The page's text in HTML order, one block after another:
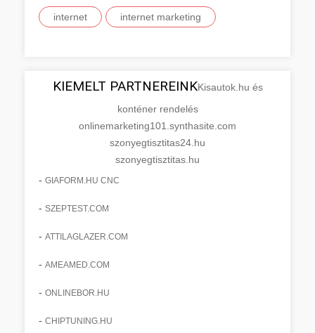
internet internet marketing
KIEMELT PARTNEREINKKisautok.hu és
konténer rendelés
onlinemarketing101.synthasite.com
szonyegtisztitas24.hu
szonyegtisztitas.hu
- GIAFORM.HU CNC
- SZEPTEST.COM
- ATTILAGLAZER.COM
- AMEAMED.COM
- ONLINEBOR.HU
- CHIPTUNING.HU